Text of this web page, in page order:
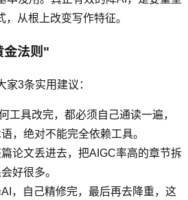
从根上改变写作特征。
金法则"
3条实用建议：
工具改完，都必须自己通读一遍，
，绝对不能完全依赖工具。
论文丢进去，把AIGC率高的章节拆
好很多。
，自己精修完，最后再去降重，这